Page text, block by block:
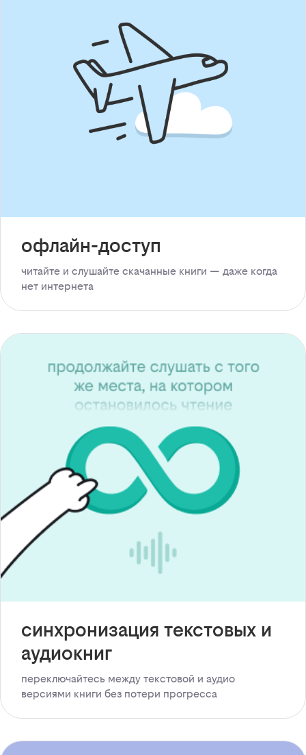
офлайн-доступ
читайте и слушайте скачанные книги — даже когда
нет интернета
синхронизация текстовых и
аудиокниг
переключайтесь между текстовой и аудио
версиями книги без потери прогресса